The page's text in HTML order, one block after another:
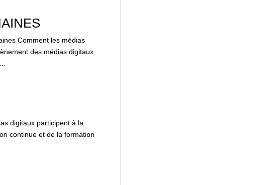
Comment les médias
des médias digitaux
digitaux participent à la
continue et de la formation